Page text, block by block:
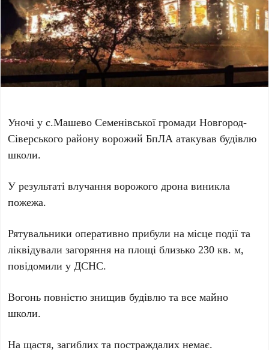
Уночі у с.Машево Семенівської громади Новгород-
Сіверського району ворожий БпЛА атакував будівлю
школи.
У результаті влучання ворожого дрона виникла
пожежа.
Рятувальники оперативно прибули на місце події та
ліквідували загоряння на площі близько 230 кв. м,
повідомили у ДСНС.
Вогонь повністю знищив будівлю та все майно
школи.
На щастя, загиблих та постраждалих немає.